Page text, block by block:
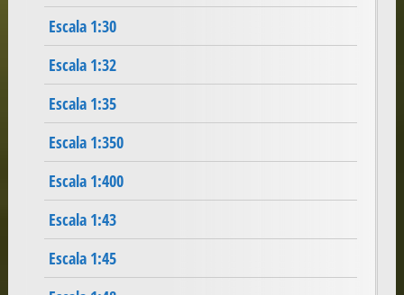
Escala 1:30
Escala 1:32
Escala 1:35
Escala 1:350
Escala 1:400
Escala 1:43
Escala 1:45